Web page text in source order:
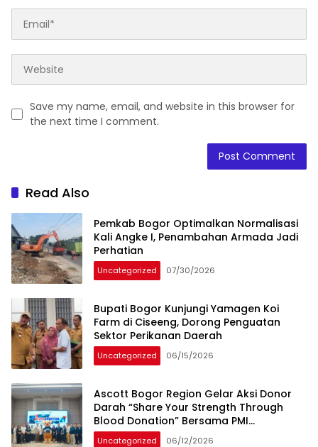
Save my name, email, and website in this browser for
the next time I comment.
Read Also
Pemkab Bogor Optimalkan Normalisasi
Kali Angke I, Penambahan Armada Jadi
Perhatian
Uncategorized 07/30/2026
Bupati Bogor Kunjungi Yamagen Koi
Farm di Ciseeng, Dorong Penguatan
Sektor Perikanan Daerah
Uncategorized 06/15/2026
Ascott Bogor Region Gelar Aksi Donor
Darah “Share Your Strength Through
Blood Donation” Bersama PMI
Kabupaten Bogor
Uncategorized 06/12/2026